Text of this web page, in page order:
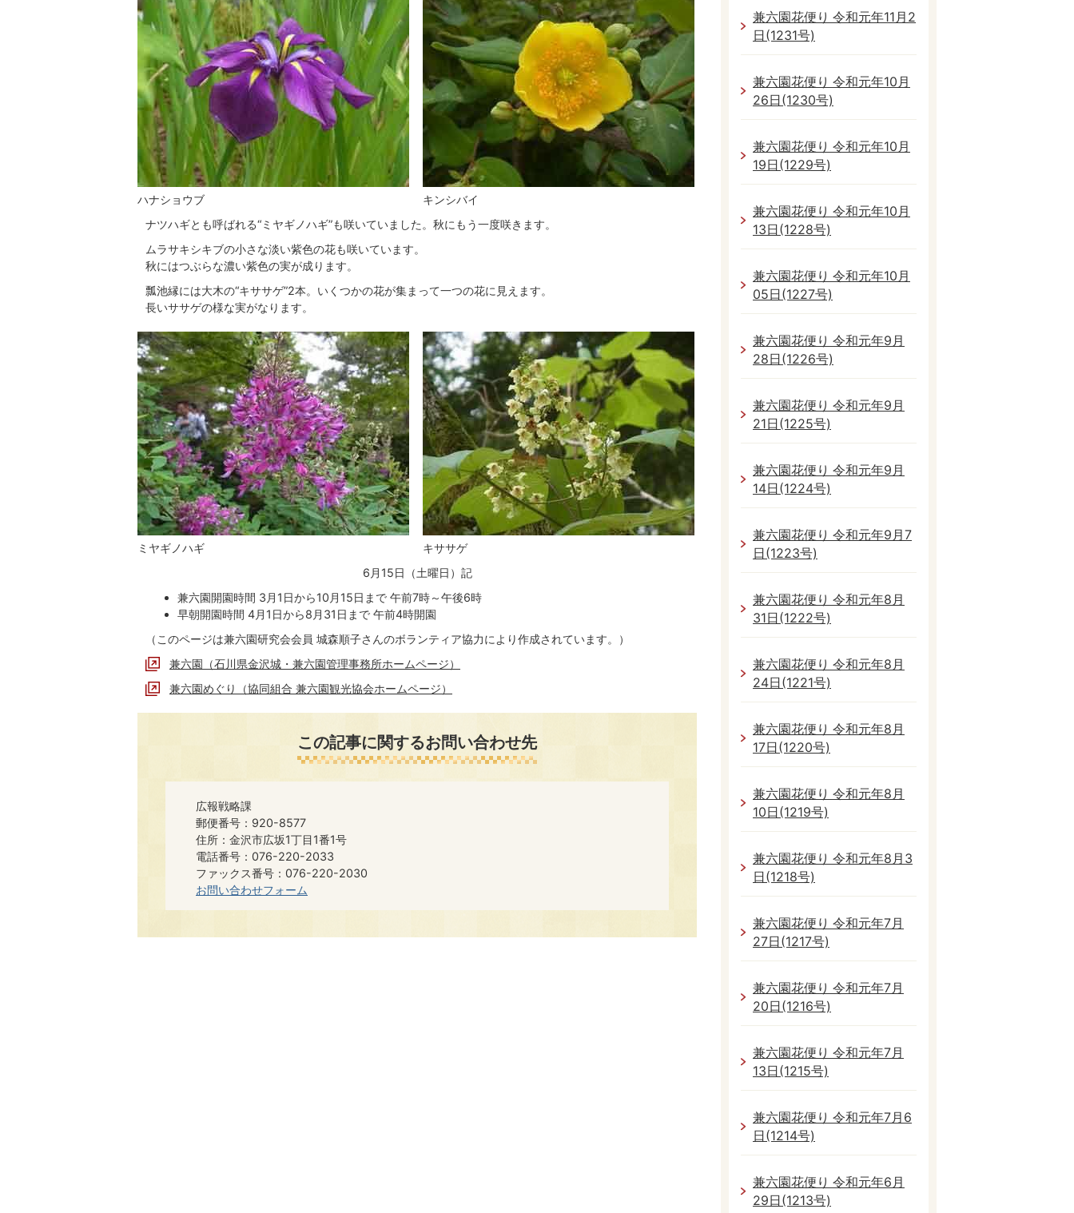
ハナショウブ
キンシバイ
ナツハギとも呼ばれる“ミヤギノハギ”も咲いていました。秋にもう一度咲きます。
ムラサキシキブの小さな淡い紫色の花も咲いています。
秋にはつぶらな濃い紫色の実が成ります。
瓢池縁には大木の“キササゲ”2本。いくつかの花が集まって一つの花に見えます。
長いササゲの様な実がなります。
ミヤギノハギ
キササゲ
6月15日（土曜日）記
兼六園開園時間 3月1日から10月15日まで 午前7時～午後6時
早朝開園時間 4月1日から8月31日まで 午前4時開園
（このページは兼六園研究会会員 城森順子さんのボランティア協力により作成されています。）
兼六園（石川県金沢城・兼六園管理事務所ホームページ）
兼六園めぐり（協同組合 兼六園観光協会ホームページ）
この記事に関するお問い合わせ先
広報戦略課
郵便番号：920-8577
住所：金沢市広坂1丁目1番1号
電話番号：076-220-2033
ファックス番号：076-220-2030
お問い合わせフォーム
兼六園花便り 令和元年11月2
日(1231号)
兼六園花便り 令和元年10月
26日(1230号)
兼六園花便り 令和元年10月
19日(1229号)
兼六園花便り 令和元年10月
13日(1228号)
兼六園花便り 令和元年10月
05日(1227号)
兼六園花便り 令和元年9月
28日(1226号)
兼六園花便り 令和元年9月
21日(1225号)
兼六園花便り 令和元年9月
14日(1224号)
兼六園花便り 令和元年9月7
日(1223号)
兼六園花便り 令和元年8月
31日(1222号)
兼六園花便り 令和元年8月
24日(1221号)
兼六園花便り 令和元年8月
17日(1220号)
兼六園花便り 令和元年8月
10日(1219号)
兼六園花便り 令和元年8月3
日(1218号)
兼六園花便り 令和元年7月
27日(1217号)
兼六園花便り 令和元年7月
20日(1216号)
兼六園花便り 令和元年7月
13日(1215号)
兼六園花便り 令和元年7月6
日(1214号)
兼六園花便り 令和元年6月
29日(1213号)